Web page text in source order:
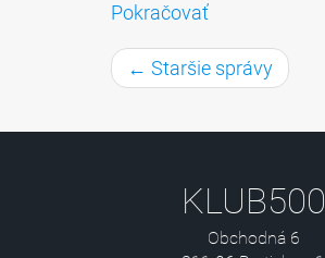
Pokračovať
← Staršie správy
KLUB500
Obchodná 6